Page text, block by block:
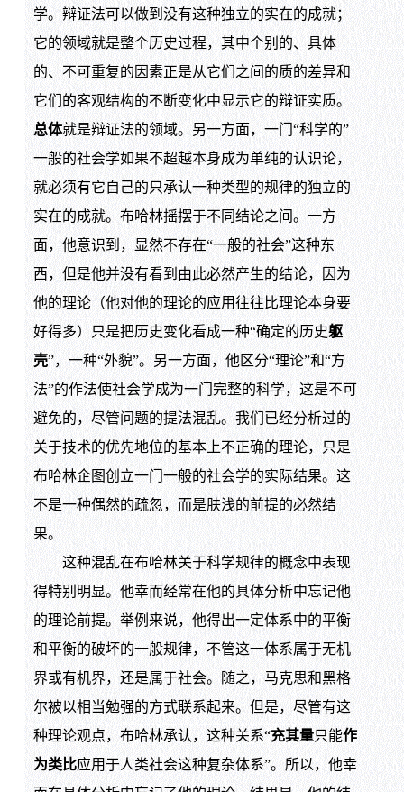
学。辩证法可以做到没有这种独立的实在的成就；
它的领域就是整个历史过程，其中个别的、具体
的、不可重复的因素正是从它们之间的质的差异和
它们的客观结构的不断变化中显示它的辩证实质。
总体就是辩证法的领域。另一方面，一门“科学的”
一般的社会学如果不超越本身成为单纯的认识论，
就必须有它自己的只承认一种类型的规律的独立的
实在的成就。布哈林摇摆于不同结论之间。一方
面，他意识到，显然不存在“一般的社会”这种东
西，但是他并没有看到由此必然产生的结论，因为
他的理论（他对他的理论的应用往往比理论本身要
好得多）只是把历史变化看成一种“确定的历史躯
壳”，一种“外貌”。另一方面，他区分“理论”和“方
法”的作法使社会学成为一门完整的科学，这是不可
避免的，尽管问题的提法混乱。我们已经分析过的
关于技术的优先地位的基本上不正确的理论，只是
布哈林企图创立一门一般的社会学的实际结果。这
不是一种偶然的疏忽，而是肤浅的前提的必然结
果。
这种混乱在布哈林关于科学规律的概念中表现
得特别明显。他幸而经常在他的具体分析中忘记他
的理论前提。举例来说，他得出一定体系中的平衡
和平衡的破坏的一般规律，不管这一体系属于无机
界或有机界，还是属于社会。随之，马克思和黑格
尔被以相当勉强的方式联系起来。但是，尽管有这
种理论观点，布哈林承认，这种关系“充其量只能作
为类比应用于人类社会这种复杂体系”。所以，他幸